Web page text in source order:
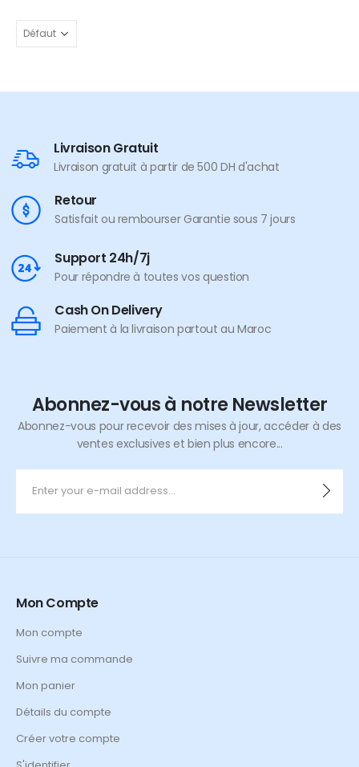
Livraison Gratuit
Livraison gratuit à partir de 500 DH d'achat
Retour
Satisfait ou rembourser Garantie sous 7 jours
Support 24h/7j
Pour répondre à toutes vos question
Cash On Delivery
Paiement à la livraison partout au Maroc
Abonnez-vous à notre Newsletter
Abonnez-vous pour recevoir des mises à jour, accéder à des
ventes exclusives et bien plus encore...
Mon Compte
Mon compte
Suivre ma commande
Mon panier
Détails du compte
Créer votre compte